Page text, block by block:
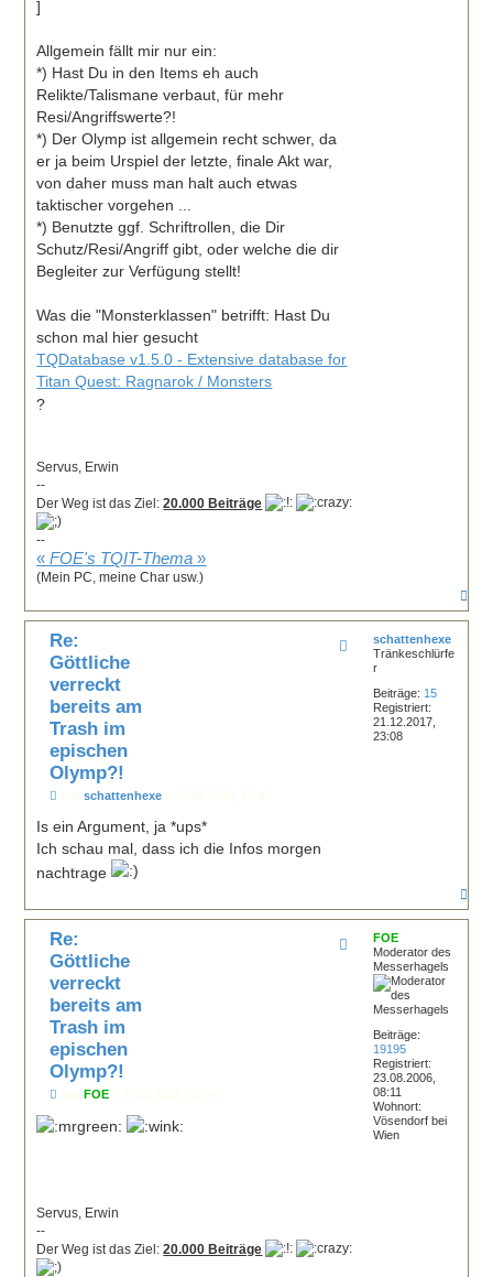
]
Allgemein fällt mir nur ein:
*) Hast Du in den Items eh auch
Relikte/Talismane verbaut, für mehr
Resi/Angriffswerte?!
*) Der Olymp ist allgemein recht schwer, da
er ja beim Urspiel der letzte, finale Akt war,
von daher muss man halt auch etwas
taktischer vorgehen ...
*) Benutzte ggf. Schriftrollen, die Dir
Schutz/Resi/Angriff gibt, oder welche die dir
Begleiter zur Verfügung stellt!
Was die "Monsterklassen" betrifft: Hast Du
schon mal hier gesucht
TQDatabase v1.5.0 - Extensive database for
Titan Quest: Ragnarok / Monsters
?
Servus, Erwin
--
Der Weg ist das Ziel:20.000 Beiträge
--
«FOE's TQIT-Thema »
(Mein PC, meine Char usw.)
N
a
c
schattenhexe
Tränkeschlürfe
r
Beiträge: 15
Registriert:
21.12.2017,
23:08
Re:
Göttliche
verreckt
bereits am
Trash im
epischen
Olymp?!
i
a
g
vonschattenhexe 27.02.2025, 19:47
Is ein Argument, ja *ups*
Ich schau mal, dass ich die Infos morgen
nachtrage
N
a
c
FOE
Moderator des
Messerhagels
Beiträge:
19195
Registriert:
23.08.2006,
08:11
Wohnort:
Vösendorf bei
Wien
Re:
Göttliche
verreckt
bereits am
Trash im
epischen
Olymp?!
i
t
vonFOE 27.02.2025, 20:04
Servus, Erwin
--
Der Weg ist das Ziel:20.000 Beiträge